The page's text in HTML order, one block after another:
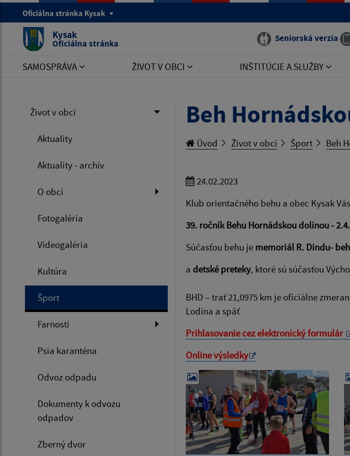
Oficiálna stránka Kysak
Kysak
Oficiálna stránka Seniorská verzia
SAMOSPRÁVA ŽIVOT V OBCI INŠTITÚCIE A SLUŽBY
Život v obci
Aktuality
Aktuality - archív
O obci
Fotogaléria
Videogaléria
Kultúra
Šport
Farnosti
Psia karanténa
Odvoz odpadu
Dokumenty k odvozu
odpadov
Zberný dvor
Beh
Úvod Život v obci Šport Beh
24.02.2023
Klub orientačného behu a obec Kysak
39. ročník Behu Hornádskou dolinou-
Súčasťou behu je memoriál R. Dindu-
a detské preteky, ktoré sú súčasťou
BHD – trať 21,0975 km je oficiálne
Lodina a späť
Prihlasovanie cez elektronický formulár
Online výsledky